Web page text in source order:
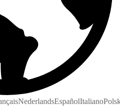
NederlandsEspañolItaliano